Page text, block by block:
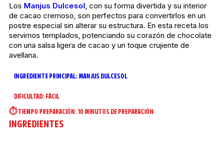
Los Manjus Dulcesol , con su forma divertida y su interior
de cacao cremoso, son perfectos para convertirlos en un
postre especial sin alterar su estructura. En esta receta los
servimos templados, potenciando su corazón de chocolate
con una salsa ligera de cacao y un toque crujiente de
avellana.
INGREDIENTE PRINCIPAL:MANJUS DULCESOL
DIFICULTAD: FÁCIL
⏱️ TIEMPO PREPARACIÓN:10 MINUTOS DE PREPARACIÓN
INGREDIENTES